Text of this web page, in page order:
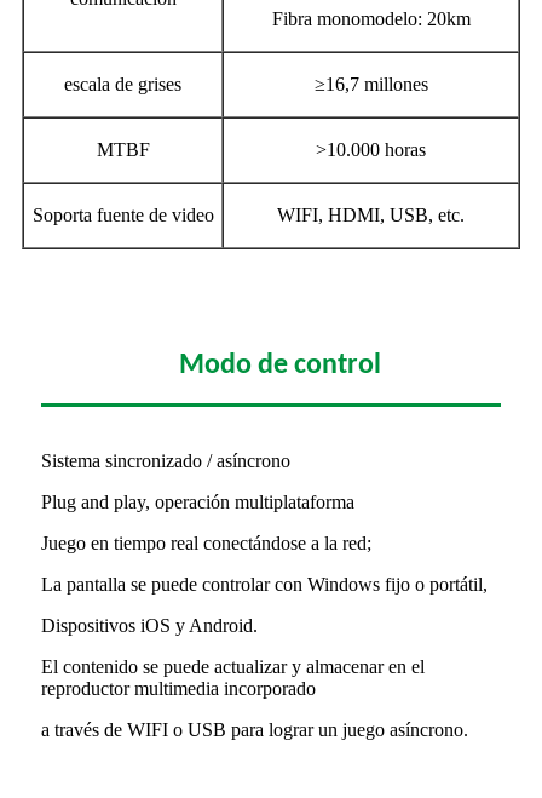
Fibra monomodelo: 20km
escala de grises ≥16,7 millones
MTBF >10.000 horas
Soporta fuente de video WIFI, HDMI, USB, etc.
Modo de control
Sistema sincronizado / asíncrono
Plug and play, operación multiplataforma
Juego en tiempo real conectándose a la red;
La pantalla se puede controlar con Windows fijo o portátil,
Dispositivos iOS y Android.
El contenido se puede actualizar y almacenar en el
reproductor multimedia incorporado
a través de WIFI o USB para lograr un juego asíncrono.